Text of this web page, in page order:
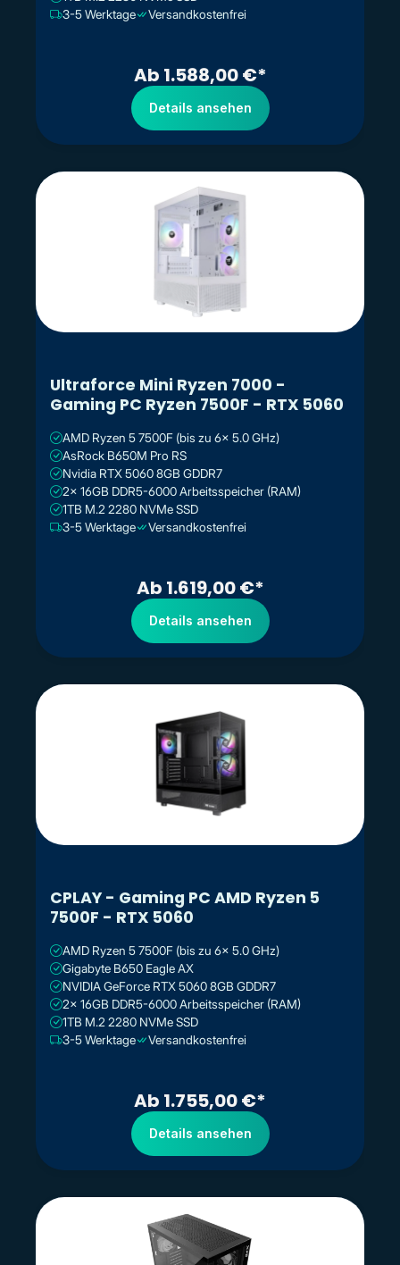
3-5 Werktage
Versandkostenfrei
Ab 1.588,00 €*
Details ansehen
Ultraforce Mini Ryzen 7000 -
Gaming PC Ryzen 7500F - RTX 5060
AMD Ryzen 5 7500F (bis zu 6x 5.0 GHz)
AsRock B650M Pro RS
Nvidia RTX 5060 8GB GDDR7
2x 16GB DDR5-6000 Arbeitsspeicher (RAM)
1TB M.2 2280 NVMe SSD
3-5 Werktage
Versandkostenfrei
Ab 1.619,00 €*
Details ansehen
CPLAY - Gaming PC AMD Ryzen 5
7500F - RTX 5060
AMD Ryzen 5 7500F (bis zu 6x 5.0 GHz)
Gigabyte B650 Eagle AX
NVIDIA GeForce RTX 5060 8GB GDDR7
2x 16GB DDR5-6000 Arbeitsspeicher (RAM)
1TB M.2 2280 NVMe SSD
3-5 Werktage
Versandkostenfrei
Ab 1.755,00 €*
Details ansehen